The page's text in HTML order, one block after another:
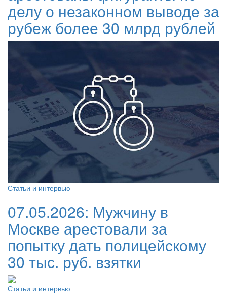
делу о незаконном выводе за
рубеж более 30 млрд рублей
Статьи и интервью
07.05.2026: Мужчину в
Москве арестовали за
попытку дать полицейскому
30 тыс. руб. взятки
Статьи и интервью